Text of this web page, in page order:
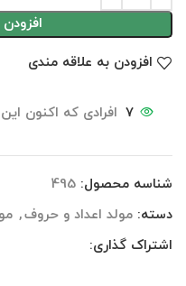
افزودن به علاقه مندی
7 افرادی که اکنون
شناسه محصول: 495
دسته: مولد اعداد و حروف,
اشتراک گذاری: